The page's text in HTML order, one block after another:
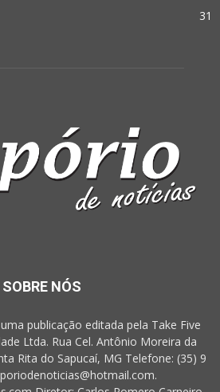
31
SOBRE NÓS
publicação editada pela Take Five
Ltda. Rua Cel. Antônio Moreira da
Rita do Sapucaí, MG Telefone: (35) 9